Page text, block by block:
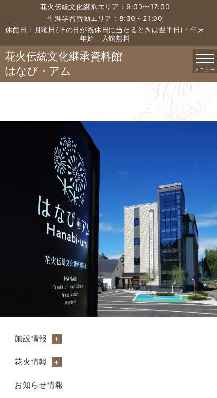
花火伝統文化継承エリア：9:00〜17:00
生涯学習活動エリア：8:30～21:00
休館日：月曜日(その日が祝休日に当たるときは翌平日)・年末
年始 入館無料
花火伝統文化継承資料館
はなび・アム
メニュー
施設情報
花火情報
お知らせ情報